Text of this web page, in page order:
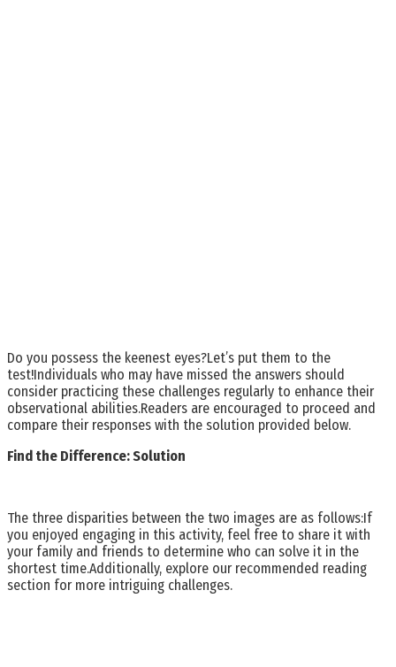
Do you possess the keenest eyes?Let’s put them to the
test!Individuals who may have missed the answers should
consider practicing these challenges regularly to enhance their
observational abilities.Readers are encouraged to proceed and
compare their responses with the solution provided below.
Find the Difference: Solution
The three disparities between the two images are as follows:If
you enjoyed engaging in this activity, feel free to share it with
your family and friends to determine who can solve it in the
shortest time.Additionally, explore our recommended reading
section for more intriguing challenges.